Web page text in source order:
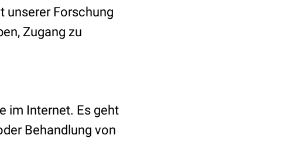
unserer Forschung
Zugang zu
im Internet. Es geht
Behandlung von